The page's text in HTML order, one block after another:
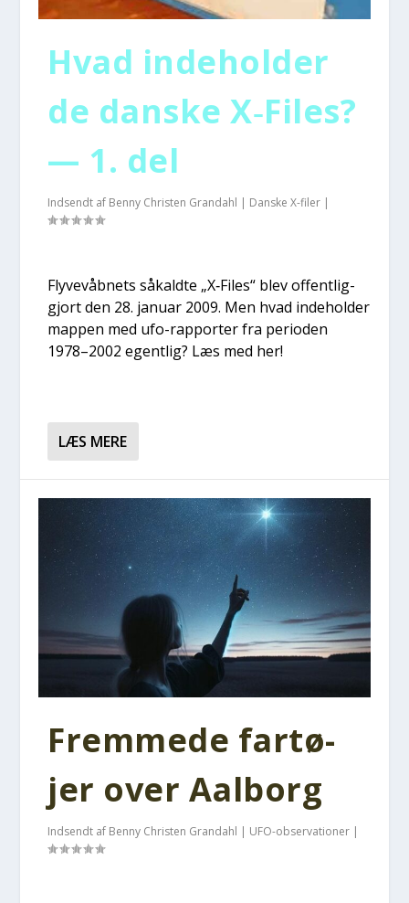
Hvad inde­hol­der
de dan­ske X‑Files?
— 1. del
Indsendt af Benny Christen Grandahl | Danske X-filer |
Fly­ve­våb­nets såkald­te „X‑Files“ blev offent­lig­
gjort den 28. janu­ar 2009. Men hvad inde­hol­der
map­pen med ufo-rap­por­ter fra peri­o­den
1978–2002 egent­lig? Læs med her!
LÆS MERE
Frem­me­de far­tø­
jer over Aal­borg
Indsendt af Benny Christen Grandahl | UFO-observationer |